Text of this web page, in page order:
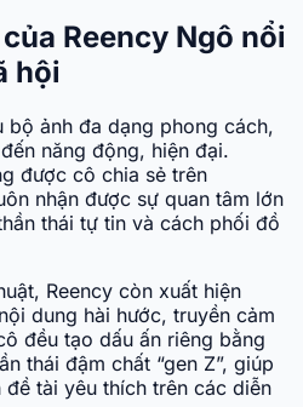
Reency Ngô nổi
hội
bộ ảnh đa dạng phong cách,
năng động, hiện đại.
được cô chia sẻ trên
nhận được sự quan tâm lớn
thái tự tin và cách phối đồ
Reency còn xuất hiện
dung hài hước, truyền cảm
đều tạo dấu ấn riêng bằng
thái đậm chất “gen Z”, giúp
tài yêu thích trên các diễn